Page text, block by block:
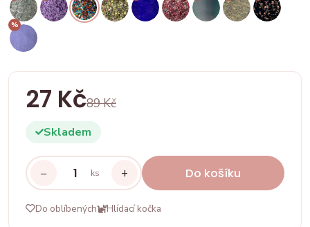
%
27 Kč89 Kč
Skladem
− ks + Do košíku
Do oblíbených Hlídací kočka